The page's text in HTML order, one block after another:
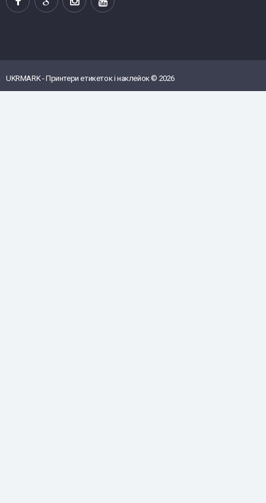
UKRMARK - Принтери етикеток і наклейок © 2026